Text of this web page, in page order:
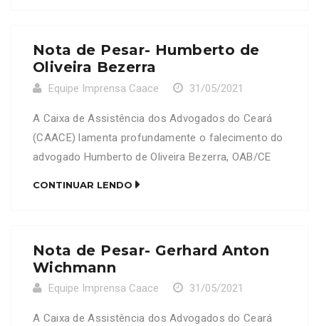
OAB/CE 18476. Neste Momento […]
Nota de Pesar- Humberto de
Oliveira Bezerra
Equipe Imprensa Caace 31/05/2021
A Caixa de Assistência dos Advogados do Ceará
(CAACE) lamenta profundamente o falecimento do
advogado Humberto de Oliveira Bezerra, OAB/CE
CONTINUAR LENDO
Nota de Pesar- Gerhard Anton
Wichmann
Equipe Imprensa Caace 31/05/2021
A Caixa de Assistência dos Advogados do Ceará